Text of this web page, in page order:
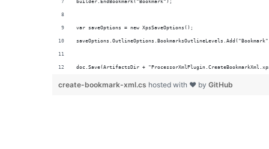
doc.Save(ArtifactsDir +
create-bookmark-xml.cs hosted with ❤ by GitHub